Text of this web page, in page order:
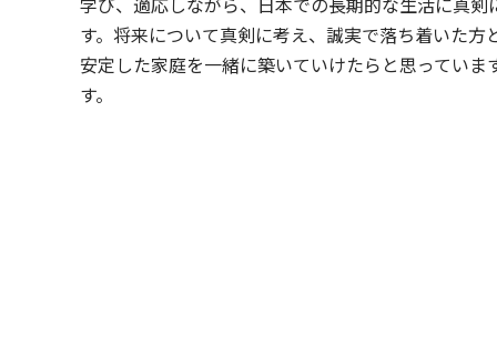
す。将来について真剣に考え、誠実で落ち着いた方
安定した家庭を一緒に築いていけたらと思っていま
す。